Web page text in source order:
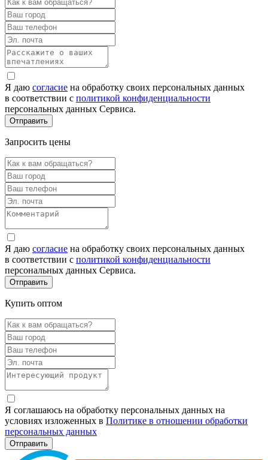
Я даю согласие на обработку своих персональных данных
в соответствии с политикой конфиденциальности
персональных данных Сервиса.
Запросить цены
Я даю согласие на обработку своих персональных данных
в соответствии с политикой конфиденциальности
персональных данных Сервиса.
Купить оптом
Я соглашаюсь на обработку персональных данных на
условиях изложенных в Политике в отношении обработки
персональных данных